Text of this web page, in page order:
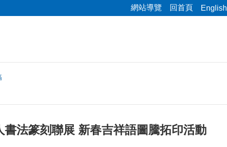
網站導覽 回首頁 English
書法篆刻聯展 新春吉祥語圖騰拓印活動